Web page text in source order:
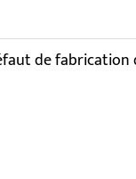
de fabrication